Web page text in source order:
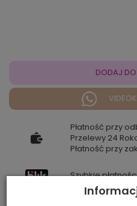
DODAJ
Płatność przy
Przelewy 24
Płatność przy
Szybkie